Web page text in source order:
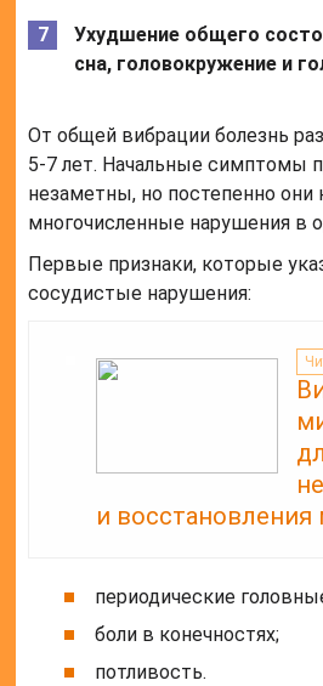
Ухудшение общего
сна, головокружение и
От общей вибрации болезнь
5-7 лет. Начальные симптомы
незаметны, но постепенно
многочисленные нарушения в
Первые признаки, которые
сосудистые нарушения:
и восстановления
периодические
боли в конечностях;
потливость.